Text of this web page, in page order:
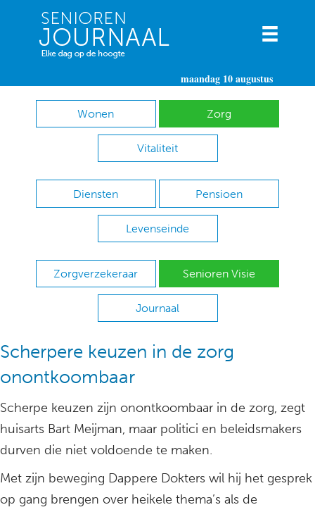
maandag 10 augustus
Wonen Zorg
Vitaliteit
Diensten Pensioen
Levenseinde
Zorgverzekeraar Senioren Visie
Journaal
Scherpere keuzen in de zorg
onontkoombaar
Scherpe keuzen zijn onontkoombaar in de zorg, zegt
huisarts Bart Meijman, maar politici en beleidsmakers
durven die niet voldoende te maken.
Met zijn beweging Dappere Dokters wil hij het gesprek
op gang brengen over heikele thema’s als de